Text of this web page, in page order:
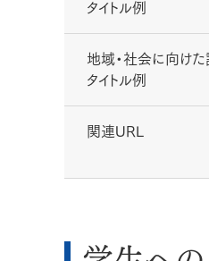
タイトル例
地域・社会に向け
タイトル例
関連URL